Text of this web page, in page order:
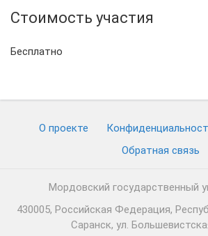
Стоимость участия
Бесплатно
О проекте
Обратная связь
Мордовский государственный
430005, Российская Федерация,
Саранск, ул.